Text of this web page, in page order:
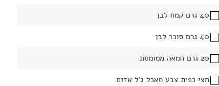
40 גרם קמח לבן
40 גרם סוכר לבן
20 גרם חמאה ממומסת
חצי כפית צבע מאכל ג׳ל אדום